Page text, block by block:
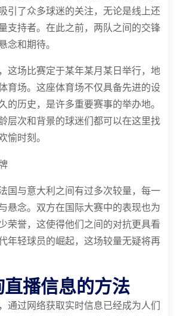
引了众多球迷的关注，无论是线上还
支持者。在此之前，两队之间的交锋
念和期待。
这场比赛定于某年某月某日举行，地
育场。这座体育场不仅具备先进的设
的历史，是许多重要赛事的举办地。
层次和背景的球迷们都可以在这里找
愉时刻。
国与意大利之间有过多次较量，每一
悬念。双方在国际大赛中的表现也为
荣誉，这使得他们之间的对抗更具看
年轻球员的崛起，这场较量无疑将再
播信息的方法
通过网络获取实时信息已经成为人们